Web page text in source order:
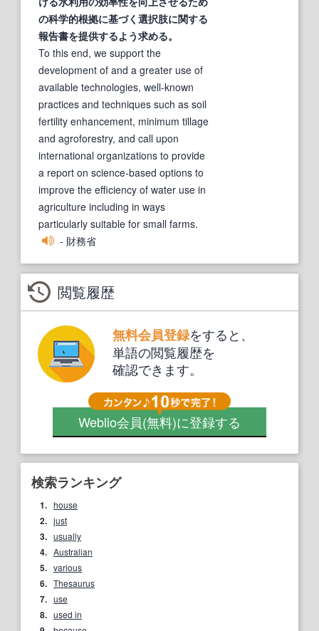
の科学的根拠に基づく選択肢に関する
報告書を提供するよう求める。
To this end, we support the
development of and a greater use of
available technologies, well-known
practices and techniques such as soil
fertility enhancement, minimum tillage
and agroforestry, and call upon
international organizations to provide
a report on science-based options to
improve the efficiency of water use in
agriculture including in ways
particularly suitable for small farms.
- 財務省
閲覧履歴
無料会員登録をすると、
単語の閲覧履歴を
確認できます。
Weblio会員(無料)に登録する
検索ランキング
1. house
2. just
3. usually
4. Australian
5. various
6. Thesaurus
7. use
8. used in